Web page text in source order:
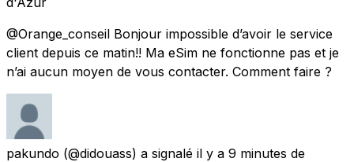
@Orange_conseil Bonjour impossible d’avoir le service
client depuis ce matin!! Ma eSim ne fonctionne pas et je
n’ai aucun moyen de vous contacter. Comment faire ?
pakundo (@didouass) a signalé il y a 9 minutes de